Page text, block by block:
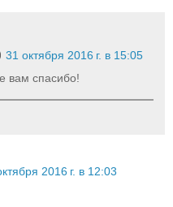
31 октября 2016 г. в 15:05
вам спасибо!
2016 г. в 12:03